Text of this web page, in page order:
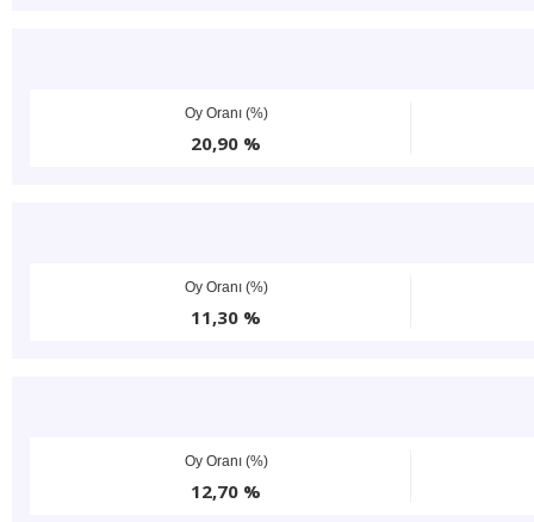
Oy Oranı (%)
20,90 %
Oy Oranı (%)
11,30 %
Oy Oranı (%)
12,70 %